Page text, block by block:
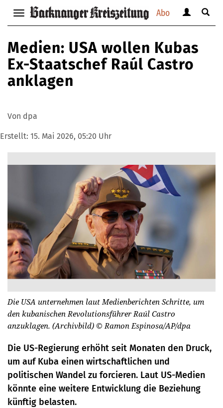
Abo
Navigation
anzeigen
verbergen
anzeigen
verbergen
Suche
Medien: USA wollen Kubas
Ex-Staatschef Raúl Castro
anklagen
Von dpa
Erstellt: 15. Mai 2026, 05:20 Uhr
Die USA unternehmen laut Medienberichten Schritte, um
den kubanischen Revolutionsführer Raúl Castro
anzuklagen. (Archivbild) © Ramon Espinosa/AP/dpa
Die US-Regierung erhöht seit Monaten den Druck,
um auf Kuba einen wirtschaftlichen und
politischen Wandel zu forcieren. Laut US-Medien
könnte eine weitere Entwicklung die Beziehung
künftig belasten.